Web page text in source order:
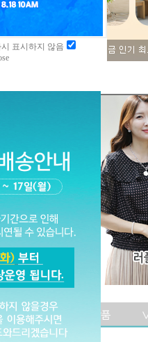
표시하지 않음